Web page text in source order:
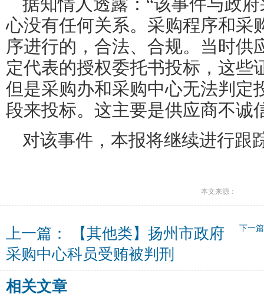
据知情人透露：“该事件与政
心没有任何关系。采购程序和采
序进行的，合法、合规。当时供
定代表的授权委托书投标，这些
但是采购办和采购中心无法判定
段来投标。这主要是供应商不诚
对该事件，本报将继续进行跟
本文来源：
下一
上一篇：
【其他类】扬州市政府
采购中心科员受贿被判刑
相关文章